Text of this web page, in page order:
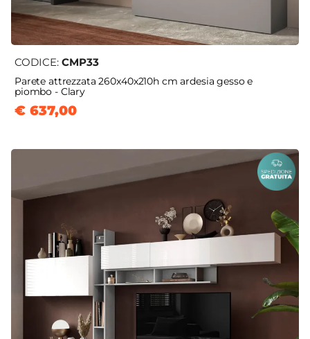
CODICE: CMP33
Parete attrezzata 260x40x210h cm ardesia gesso e
piombo - Clary
€ 637,00